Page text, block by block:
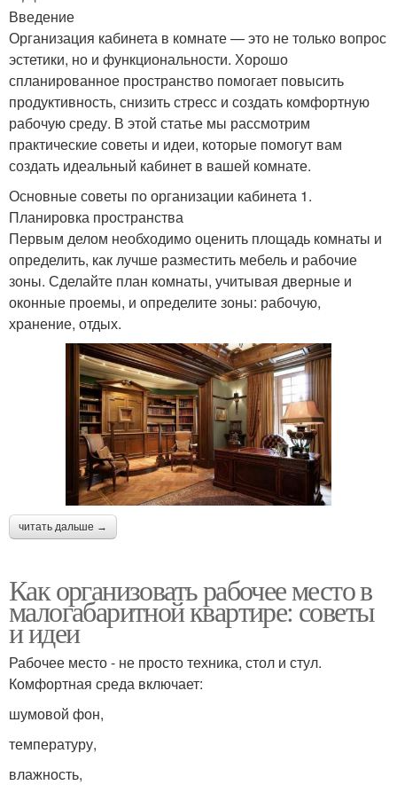
Введение
Организация кабинета в комнате — это не только вопрос
эстетики, но и функциональности. Хорошо
спланированное пространство помогает повысить
продуктивность, снизить стресс и создать комфортную
рабочую среду. В этой статье мы рассмотрим
практические советы и идеи, которые помогут вам
создать идеальный кабинет в вашей комнате.
Основные советы по организации кабинета 1.
Планировка пространства
Первым делом необходимо оценить площадь комнаты и
определить, как лучше разместить мебель и рабочие
зоны. Сделайте план комнаты, учитывая дверные и
оконные проемы, и определите зоны: рабочую,
хранение, отдых.
читать дальше →
Как организовать рабочее место в
малогабаритной квартире: советы
и идеи
Рабочее место - не просто техника, стол и стул.
Комфортная среда включает:
шумовой фон,
температуру,
влажность,